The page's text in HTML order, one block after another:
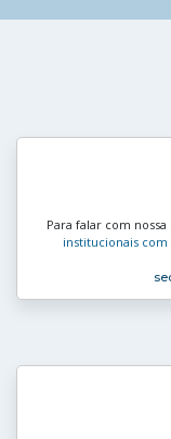
Para falar com nossa
institucionais